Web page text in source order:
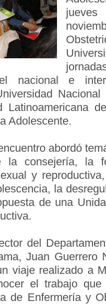
nacional e
Adolescente.
abordó
la consejería, la
y
la
de una
del
Juan Guerrero
viaje realizado a
el trabajo
de Enfermería y